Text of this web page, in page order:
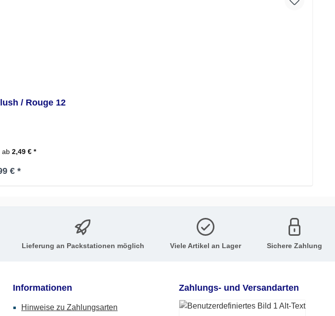
/ Rouge 12
ab2,49 € *
Preis:
€ *
Lieferung an Packstationen möglich Viele Artikel an Lager Sichere Zahlung
Informationen
Hinweise zu Zahlungsarten
Zahlungs- und Versandarten